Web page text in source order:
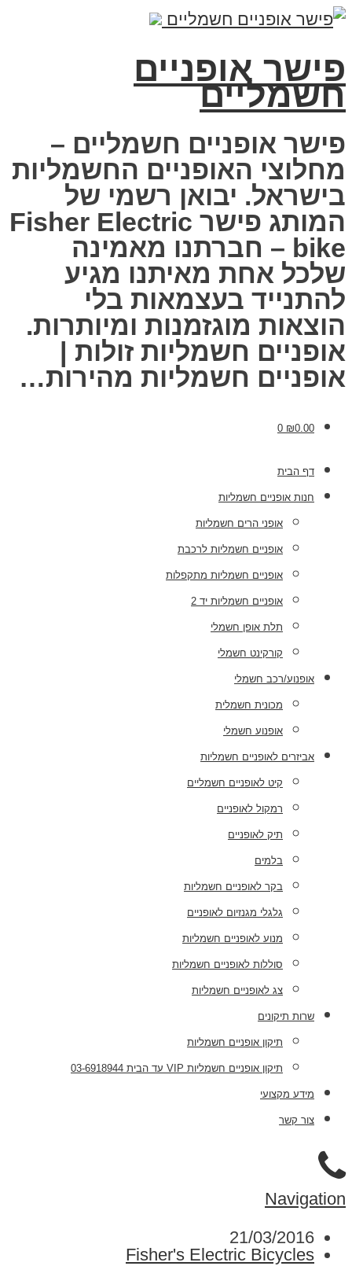
פישר אופניים
חשמליים
פישר אופניים חשמליים –
מחלוצי האופניים החשמליות
בישראל. יבואן רשמי של
המותג פישר Fisher Electric
bike – חברתנו מאמינה
שלכל אחת מאיתנו מגיע
להתנייד בעצמאות בלי
הוצאות מוגזמנות ומיותרות.
אופניים חשמליות זולות |
אופניים חשמליות מהירות…
₪0.00
0
דף הבית
חנות אופניים חשמליות
אופני הרים חשמליות
אופניים חשמליות לרכבת
אופניים חשמליות מתקפלות
אופניים חשמליות יד 2
תלת אופן חשמלי
קורקינט חשמלי
אופנוע/רכב חשמלי
מכונית חשמלית
אופנוע חשמלי
אביזרים לאופניים חשמליות
קיט לאופניים חשמליים
רמקול לאופניים
תיק לאופניים
בלמים
בקר לאופניים חשמליות
גלגלי מגנזיום לאופניים
מנוע לאופניים חשמליות
סוללות לאופניים חשמליות
צג לאופניים חשמליות
שרות תיקונים
תיקון אופניים חשמליות
תיקון אופניים חשמליות VIP עד הבית 03-6918944
מידע מקצועי
צור קשר
Navigation
21/03/2016
Fisher's Electric Bicycles